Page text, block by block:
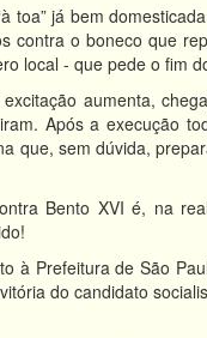
já bem
contra o boneco que
local - que pede o fim
aumenta,
Após a execução
que, sem dúvida,
Bento XVI é, na
à Prefeitura de São
do candidato